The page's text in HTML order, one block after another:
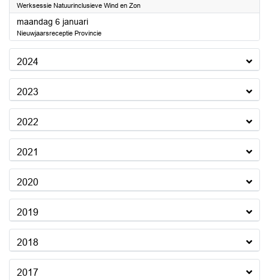
Werksessie Natuurinclusieve Wind en Zon
maandag 6 januari2025
Nieuwjaarsreceptie Provincie
2024
2023
2022
2021
2020
2019
2018
2017